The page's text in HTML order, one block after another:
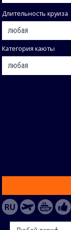
Длительность круиза
Категория каюты